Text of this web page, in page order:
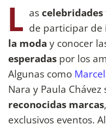
L as celebridades
de participar de
la moda y conocer
esperadas por los
Algunas como
Nara y Paula Chávez
reconocidas marcas
exclusivos eventos.